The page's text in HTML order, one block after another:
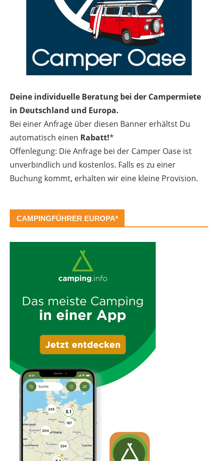
Deine individuelle Beratung bei der Campermiete
in Deutschland und Europa.
Bei einer Anfrage über diesen Banner erhältst Du
automatisch einen Rabatt!*
Offenlegung: Die Anfrage bei der Camper Oase ist
unverbindlich und kostenlos. Falls es zu einer
Buchung kommt, erhalten wir eine kleine Provision.
CAMPINGFÜHRER EUROPA*